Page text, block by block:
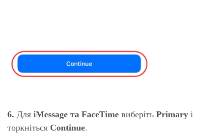
6. Для iMessage та FaceTime виберіть Primary і
торкніться Continue.